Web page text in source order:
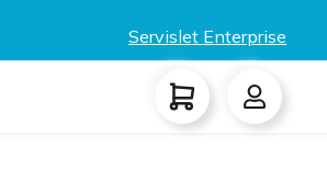
Servislet Enterprise